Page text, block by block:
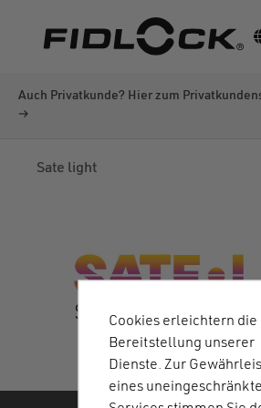
Auch Privatkunde? Hier zum
→
Sate light
Cookies erleichtern die
Bereitstellung unserer
Dienste. Zur
eines